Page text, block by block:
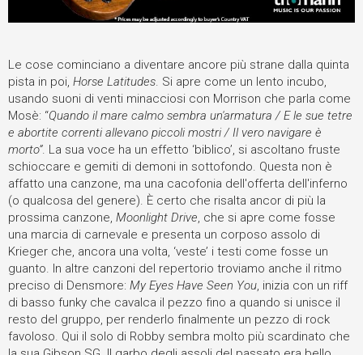
Le cose cominciano a diventare ancore più strane dalla quinta
pista in poi, Horse Latitudes. Si apre come un lento incubo,
usando suoni di venti minacciosi con Morrison che parla come
Mosè: “Quando il mare calmo sembra un'armatura / E le sue tetre
e abortite correnti allevano piccoli mostri / Il vero navigare è
morto”. La sua voce ha un effetto ‘biblico’, si ascoltano fruste
schioccare e gemiti di demoni in sottofondo. Questa non è
affatto una canzone, ma una cacofonia dell'offerta dell'inferno
(o qualcosa del genere). È certo che risalta ancor di più la
prossima canzone, Moonlight Drive, che si apre come fosse
una marcia di carnevale e presenta un corposo assolo di
Krieger che, ancora una volta, ‘veste’ i testi come fosse un
guanto. In altre canzoni del repertorio troviamo anche il ritmo
preciso di Densmore: My Eyes Have Seen You, inizia con un riff
di basso funky che cavalca il pezzo fino a quando si unisce il
resto del gruppo, per renderlo finalmente un pezzo di rock
favoloso. Qui il solo di Robby sembra molto più scardinato che